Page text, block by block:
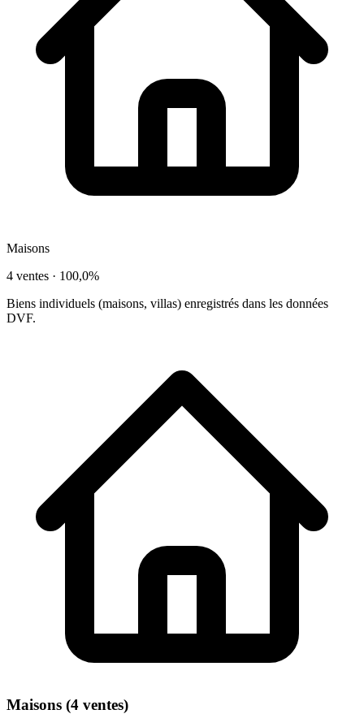
Maisons
4 ventes · 100,0%
Biens individuels (maisons, villas) enregistrés dans les données
DVF.
Maisons (4 ventes)